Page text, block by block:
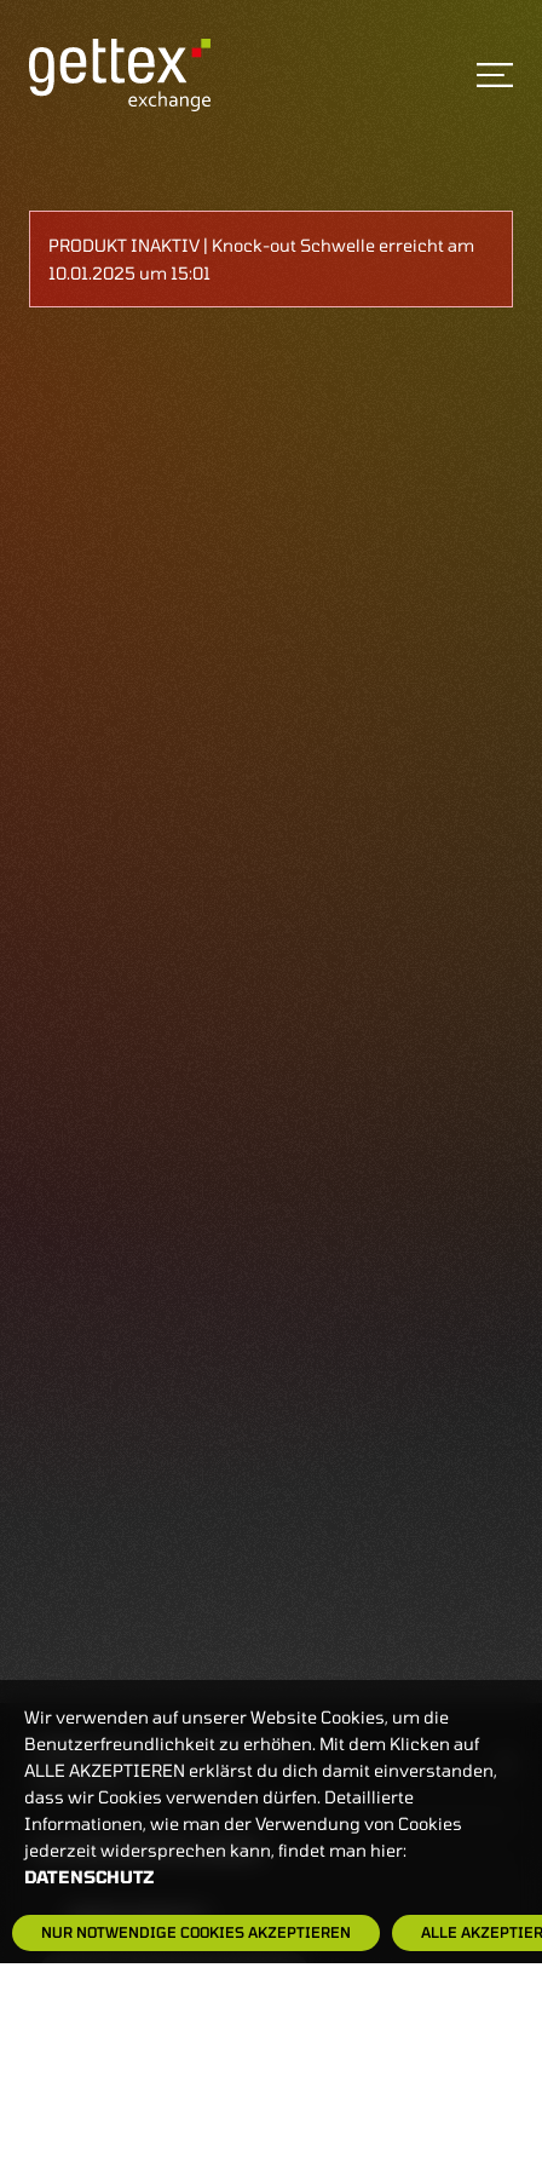
PRODUKT INAKTIV | Knock-out Schwelle erreicht am
10.01.2025 um 15:01
BANKEINSTELLUNGEN
HÄUFIG GESUCHT:
HANDELSZEIT
MO-FR: 7:30-23 UHR
ZERTIFIKATE
8:00-22 UHR
Wir verwenden auf unserer Website Cookies, um die
Benutzerfreundlichkeit zu erhöhen. Mit dem Klicken auf
ALLE AKZEPTIEREN erklärst du dich damit einverstanden,
dass wir Cookies verwenden dürfen. Detaillierte
Informationen, wie man der Verwendung von Cookies
jederzeit widersprechen kann, findet man hier:
DATENSCHUTZ
NUR NOTWENDIGE COOKIES AKZEPTIEREN ALLE